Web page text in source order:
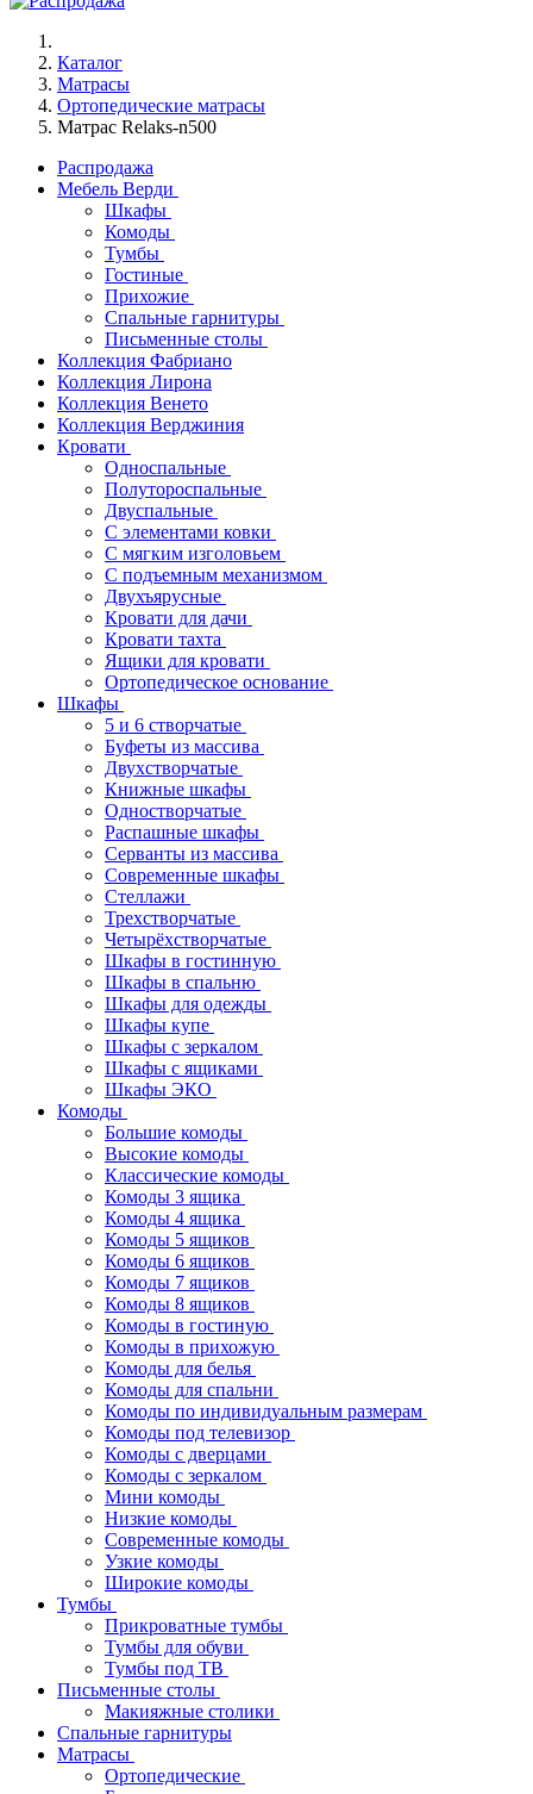
Каталог
Матрасы
Ортопедические матрасы
Матрас Relaks-n500
Распродажа
Мебель Верди
Шкафы
Комоды
Тумбы
Гостиные
Прихожие
Спальные гарнитуры
Письменные столы
Коллекция Фабриано
Коллекция Лирона
Коллекция Венето
Коллекция Верджиния
Кровати
Односпальные
Полутороспальные
Двуспальные
С элементами ковки
С мягким изголовьем
С подъемным механизмом
Двухъярусные
Кровати для дачи
Кровати тахта
Ящики для кровати
Ортопедическое основание
Шкафы
5 и 6 створчатые
Буфеты из массива
Двухстворчатые
Книжные шкафы
Одностворчатые
Распашные шкафы
Серванты из массива
Современные шкафы
Стеллажи
Трехстворчатые
Четырёхстворчатые
Шкафы в гостинную
Шкафы в спальню
Шкафы для одежды
Шкафы купе
Шкафы с зеркалом
Шкафы с ящиками
Шкафы ЭКО
Комоды
Большие комоды
Высокие комоды
Классические комоды
Комоды 3 ящика
Комоды 4 ящика
Комоды 5 ящиков
Комоды 6 ящиков
Комоды 7 ящиков
Комоды 8 ящиков
Комоды в гостиную
Комоды в прихожую
Комоды для белья
Комоды для спальни
Комоды по индивидуальным размерам
Комоды под телевизор
Комоды с дверцами
Комоды с зеркалом
Мини комоды
Низкие комоды
Современные комоды
Узкие комоды
Широкие комоды
Тумбы
Прикроватные тумбы
Тумбы для обуви
Тумбы под ТВ
Письменные столы
Макияжные столики
Спальные гарнитуры
Матрасы
Ортопедические